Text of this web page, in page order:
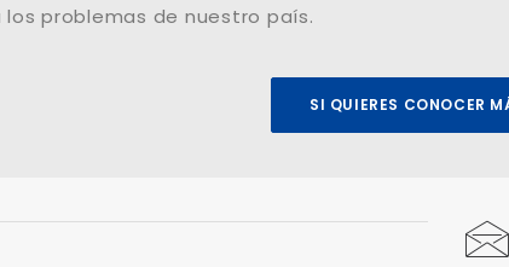
los problemas de nuestro país.
SI QUIERES CONOCER